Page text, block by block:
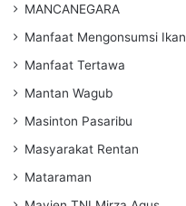
MANCANEGARA
Manfaat Mengonsumsi Ikan
Manfaat Tertawa
Mantan Wagub
Masinton Pasaribu
Masyarakat Rentan
Mataraman